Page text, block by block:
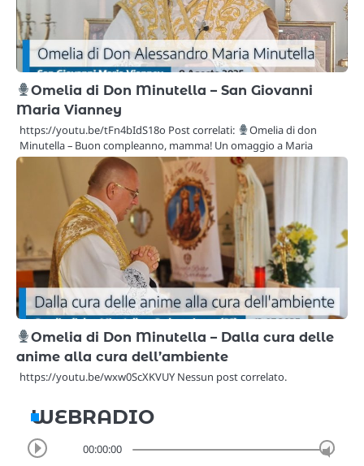
Omelia di Don Minutella – San Giovanni
Maria Vianney
https://youtu.be/tFn4bIdS18o Post correlati:
Omelia di don
Minutella – Buon compleanno, mamma! Un omaggio a Maria
Omelia di Don Minutella – Dalla cura delle
anime alla cura dell’ambiente
https://youtu.be/wxw0ScXKVUY Nessun post correlato.
WEBRADIO
00:00:00